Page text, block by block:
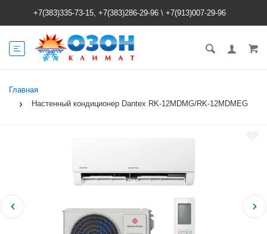
+7(383)335-73-15, +7(383)286-29-96 \ +7(913)007-29-96
Главная
Настенный кондиционер Dantex RK-12MDMG/RK-12MDMEG